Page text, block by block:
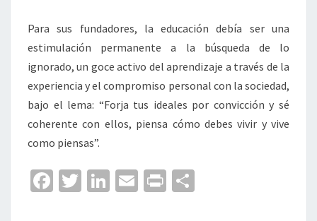
Para sus fundadores, la educación debía ser una
estimulación permanente a la búsqueda de lo
ignorado, un goce activo del aprendizaje a través de la
experiencia y el compromiso personal con la sociedad,
bajo el lema: “Forja tus ideales por convicción y sé
coherente con ellos, piensa cómo debes vivir y vive
como piensas”.
Fa T
Li
E
Pr